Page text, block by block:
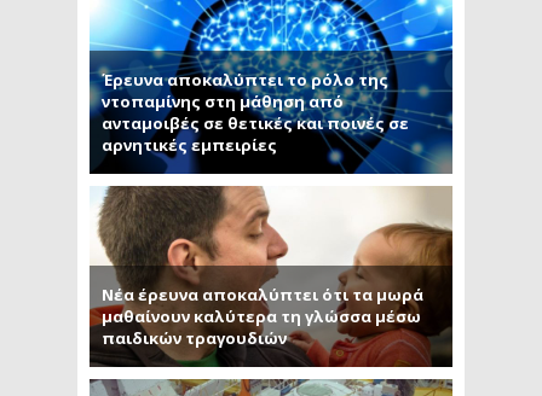
Έρευνα αποκαλύπτει το ρόλο της
ντοπαμίνης στη μάθηση από
ανταμοιβές σε θετικές και ποινές σε
αρνητικές εμπειρίες
Νέα έρευνα αποκαλύπτει ότι τα μωρά
μαθαίνουν καλύτερα τη γλώσσα μέσω
παιδικών τραγουδιών